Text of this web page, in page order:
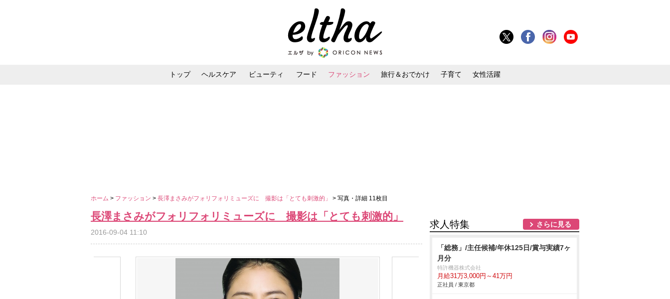
トップ ヘルスケア ビューティ フード ファッション 旅行＆おでかけ 子育て 女性活躍
ホーム > ファッション > 長澤まさみがフォリフォリミューズに 撮影は「とても刺激的」 > 写真・詳細 11枚目
長澤まさみがフォリフォリミューズに 撮影は「とても刺激的」
2016-09-04 11:10
求人特集 さらに見る
「総務」/主任候補/年休125日/賞与実績7ヶ
月分
特許機器株式会社
月給31万3,000円～41万円
正社員 / 東京都